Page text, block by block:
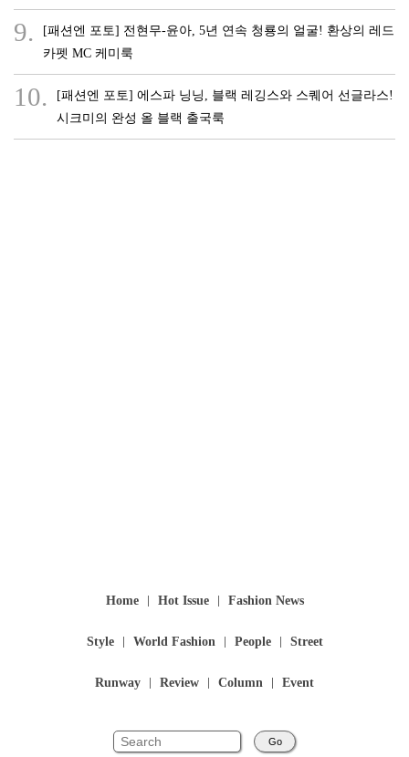
9.
[패션엔 포토] 전현무-윤아, 5년 연속 청룡의 얼굴! 환상의 레드
카펫 MC 케미룩
10.
[패션엔 포토] 에스파 닝닝, 블랙 레깅스와 스퀘어 선글라스!
시크미의 완성 올 블랙 출국룩
Home Hot Issue Fashion News
Style World Fashion People Street
Runway Review Column Event
Go